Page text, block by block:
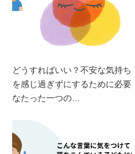
どうすればいい？不安な気持ち
を感じ過ぎずにするために必要
なたった一つの…